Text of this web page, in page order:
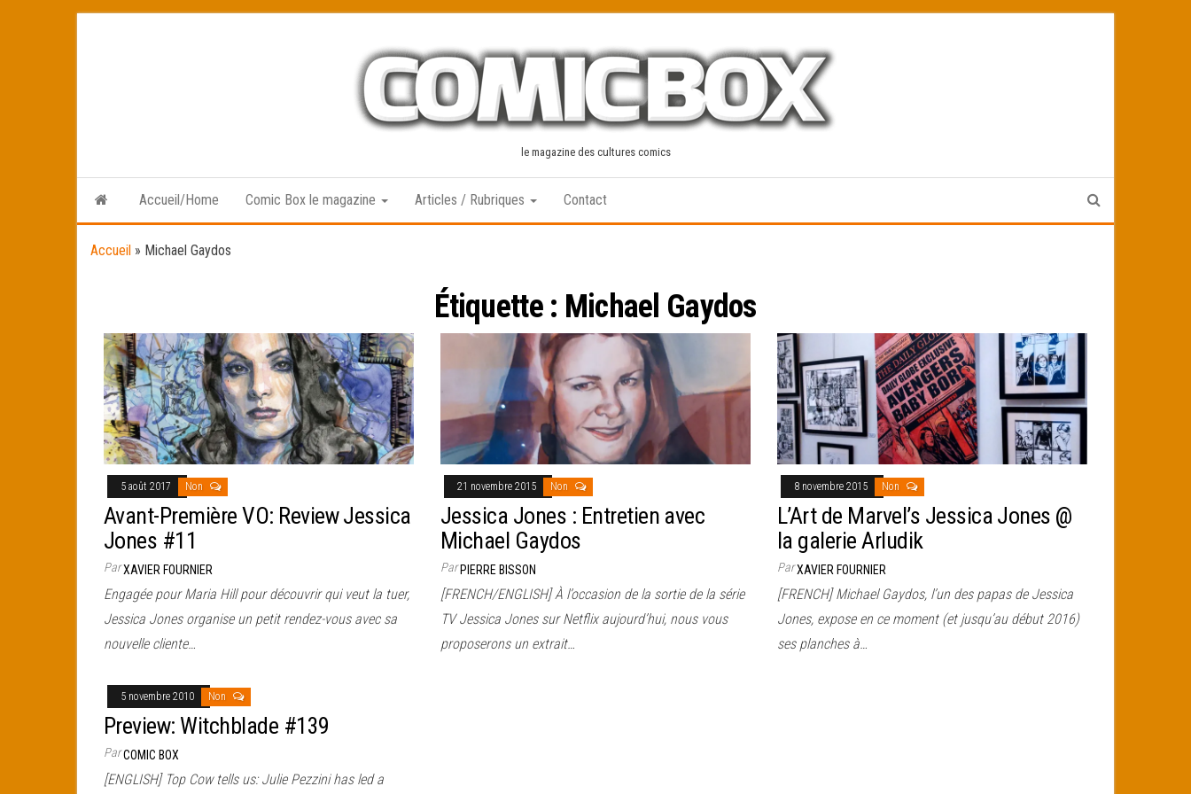
le magazine des cultures comics
Accueil/Home Comic Box le magazine Articles / Rubriques Contact
Accueil » Michael Gaydos
Étiquette : Michael Gaydos
5 août 2017 Non
Avant-Première VO: Review Jessica
Jones #11
ParXAVIER FOURNIER
Engagée pour Maria Hill pour découvrir qui veut la tuer,
Jessica Jones organise un petit rendez-vous avec sa
nouvelle cliente…
21 novembre 2015 Non
Jessica Jones : Entretien avec
Michael Gaydos
ParPIERRE BISSON
[FRENCH/ENGLISH] À l’occasion de la sortie de la série
TV Jessica Jones sur Netflix aujourd’hui, nous vous
proposerons un extrait…
8 novembre 2015 Non
L’Art de Marvel’s Jessica Jones @
la galerie Arludik
ParXAVIER FOURNIER
[FRENCH] Michael Gaydos, l’un des papas de Jessica
Jones, expose en ce moment (et jusqu’au début 2016)
ses planches à…
5 novembre 2010 Non
Preview: Witchblade #139
ParCOMIC BOX
[ENGLISH] Top Cow tells us: Julie Pezzini has led a